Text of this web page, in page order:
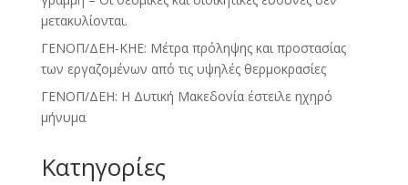
μετακυλίονται.
ΓΕΝΟΠ/ΔΕΗ-ΚΗΕ: Μέτρα πρόληψης και προστασίας
των εργαζομένων από τις υψηλές θερμοκρασίες
ΓΕΝΟΠ/ΔΕΗ: Η Δυτική Μακεδονία έστειλε ηχηρό
μήνυμα
Kατηγορίες